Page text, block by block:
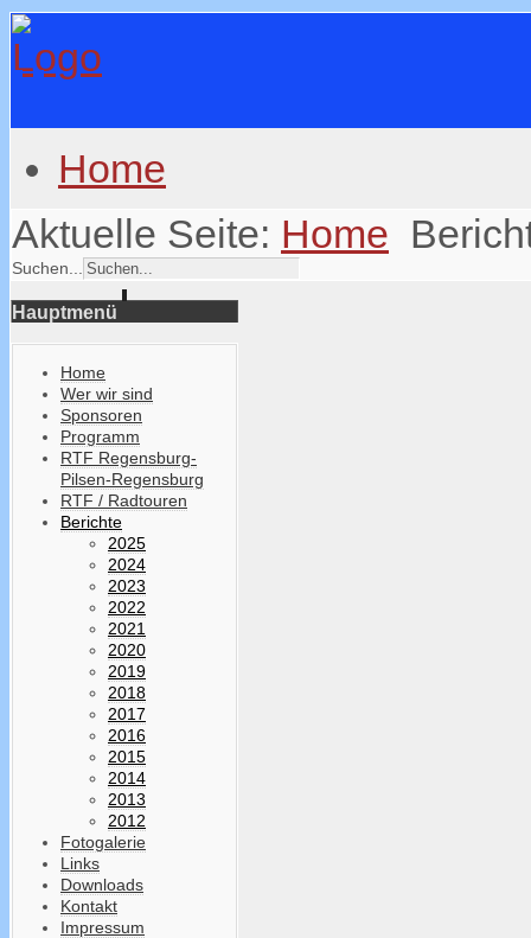
Home
Aktuelle Seite: Home
Suchen...
Hauptmenü
Home
Wer wir sind
Sponsoren
Programm
RTF Regensburg-
Pilsen-Regensburg
RTF / Radtouren
Berichte
2025
2024
2023
2022
2021
2020
2019
2018
2017
2016
2015
2014
2013
2012
Fotogalerie
Links
Downloads
Kontakt
Impressum